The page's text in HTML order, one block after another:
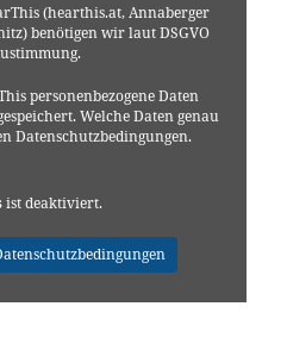
(hearthis.at, Annaberger
benötigen wir laut DSGVO
personenbezogene Daten
Welche Daten genau
Datenschutzbedingungen.
ist deaktiviert.